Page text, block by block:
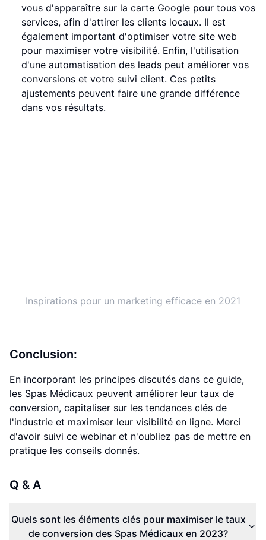
vous d'apparaître sur la carte Google pour tous vos
services, afin d'attirer les clients locaux. Il est
également important d'optimiser votre site web
pour maximiser votre visibilité. Enfin, l'utilisation
d'une automatisation des leads peut améliorer vos
conversions et votre suivi client. Ces petits
ajustements peuvent faire une grande différence
dans vos résultats.
Inspirations pour un marketing efficace en 2021
Conclusion:
En incorporant les principes discutés dans ce guide,
les Spas Médicaux peuvent améliorer leur taux de
conversion, capitaliser sur les tendances clés de
l'industrie et maximiser leur visibilité en ligne. Merci
d'avoir suivi ce webinar et n'oubliez pas de mettre en
pratique les conseils donnés.
Q & A
Quels sont les éléments clés pour maximiser le taux
de conversion des Spas Médicaux en 2023?